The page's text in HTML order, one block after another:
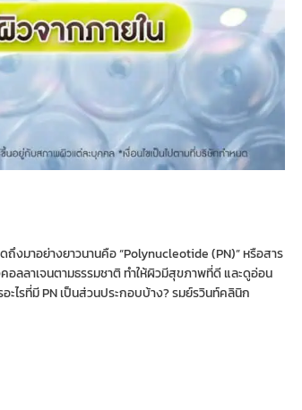
งมาอย่างยาวนานคือ “Polynucleotide (PN)” หรือสาร
ลลาเจนตามธรรมชาติ ทำให้ผิวมีสุขภาพที่ดี และดูอ่อน
ะไรที่มี PN เป็นส่วนประกอบบ้าง? รมย์รวินท์คลินิก